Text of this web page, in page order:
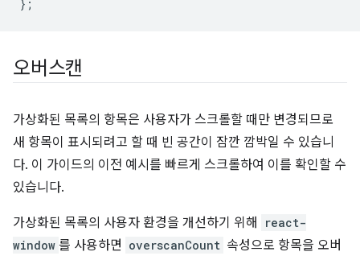
};
오버스캔
가상화된 목록의 항목은 사용자가 스크롤할 때만 변경되므로
새 항목이 표시되려고 할 때 빈 공간이 잠깐 깜박일 수 있습니
다. 이 가이드의 이전 예시를 빠르게 스크롤하여 이를 확인할 수
있습니다.
가상화된 목록의 사용자 환경을 개선하기 위해
react-
window 를 사용하면 overscanCount 속성으로 항목을 오버